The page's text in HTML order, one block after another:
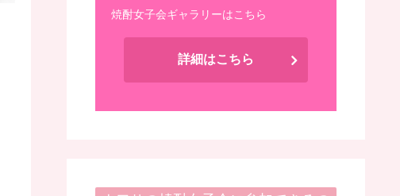
焼酎女子会ギャラリーはこちら
詳細はこちら